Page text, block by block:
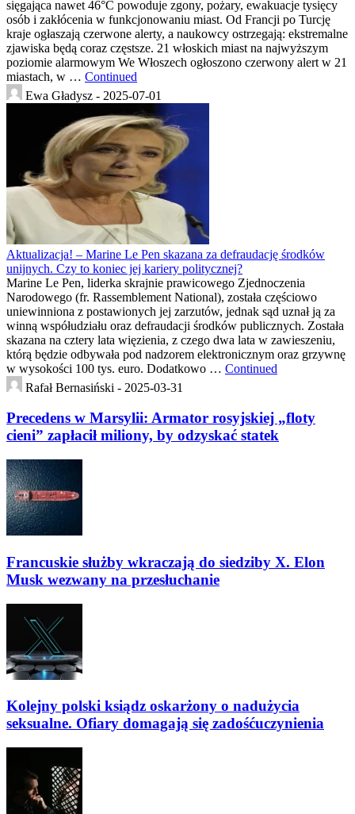
sięgająca nawet 46°C powoduje zgony, pożary, ewakuacje tysięcy
osób i zakłócenia w funkcjonowaniu miast. Od Francji po Turcję
kraje ogłaszają czerwone alerty, a naukowcy ostrzegają: ekstremalne
zjawiska będą coraz częstsze. 21 włoskich miast na najwyższym
poziomie alarmowym We Włoszech ogłoszono czerwony alert w 21
miastach, w … Continued
Ewa Gładysz - 2025-07-01
Aktualizacja! – Marine Le Pen skazana za defraudację środków
unijnych. Czy to koniec jej kariery politycznej?
Marine Le Pen, liderka skrajnie prawicowego Zjednoczenia
Narodowego (fr. Rassemblement National), została częściowo
uniewinniona z postawionych jej zarzutów, jednak sąd uznał ją za
winną współudziału oraz defraudacji środków publicznych. Została
skazana na cztery lata więzienia, z czego dwa lata w zawieszeniu,
którą będzie odbywała pod nadzorem elektronicznym oraz grzywnę
w wysokości 100 tys. euro. Dodatkowo … Continued
Rafał Bernasiński - 2025-03-31
Precedens w Marsylii: Armator rosyjskiej „floty
cieni” zapłacił miliony, by odzyskać statek
Francuskie służby wkraczają do siedziby X. Elon
Musk wezwany na przesłuchanie
Kolejny polski ksiądz oskarżony o nadużycia
seksualne. Ofiary domagają się zadośćuczynienia